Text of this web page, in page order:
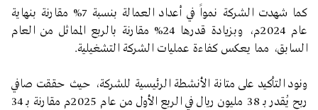
كما شهدت الشركة نمواً في أعداد العمالة بنسبة 7% مقارنة بنهاية
عام 2024م، وبزيادة قدرها 24% مقارنة بالربع المماثل من العام
السابق، مما يعكس كفاءة عمليات الشركة التشغيلية.
ونود التأكيد على متانة الأنشطة الرئيسية للشركة، حيث حققت صافي
ربح يُقدر بـ 38 مليون ريال في الربع الأول من عام 2025م مقارنة بـ 34